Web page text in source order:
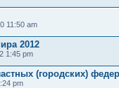
11:50 am
2012
1:45 pm
(городских)
pm